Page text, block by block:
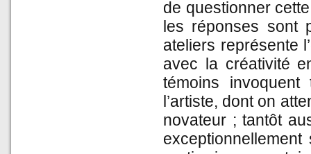
de questionner
les réponses sont
ateliers représente
avec la créativité
témoins
l’artiste, dont on
novateur ; tantôt